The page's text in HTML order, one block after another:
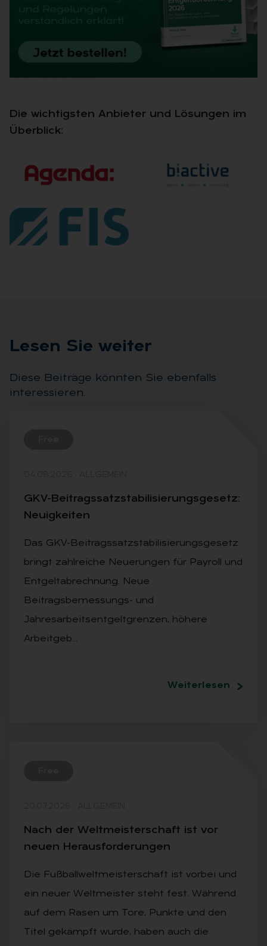
Die wichtigsten Anbieter und Lösungen im
Überblick:
Le­sen Sie wei­ter
Diese Beiträge könnten Sie ebenfalls
interessieren.
GKV-Bei­trags­satz­sta­bi­li­sie­rungs­ge­setz:
Neu­ig­kei­ten
Das GKV-Beitragssatzstabilisierungsgesetz
bringt zahlreiche Neuerungen für Payroll und
Entgeltabrechnung. Neue
Beitragsbemessungs- und
Jahresarbeitsentgeltgrenzen, höhere
Arbeitgeb…
Weiterlesen
Nach der Welt­meis­ter­schaft ist vor
neu­en Her­aus­for­de­run­gen
Die Fußballweltmeisterschaft ist vorbei und
ein neuer Weltmeister steht fest. Während
auf dem Rasen um Tore, Punkte und den
Titel gekämpft wurde, haben auch die